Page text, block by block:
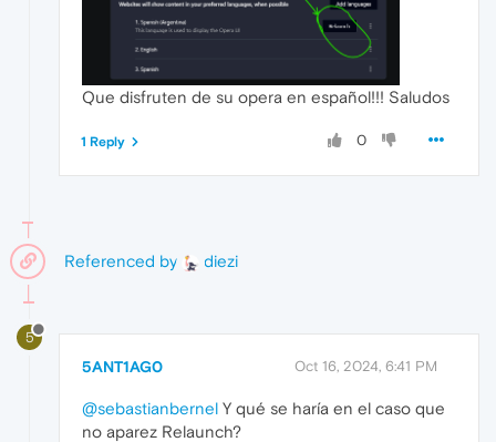
Que disfruten de su opera en español!!! Saludos
0
1 Reply
Referenced by diezi
5
5ANT1AG0 Oct 16, 2024, 6:41 PM
@sebastianbernel Y qué se haría en el caso que
no aparez Relaunch?